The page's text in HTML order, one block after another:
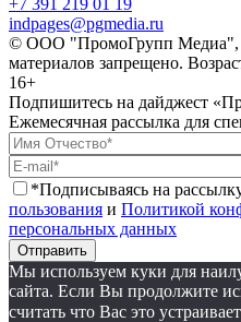
indpages@pgmedia.ru
© ООО "ПромоГрупп Медиа",
материалов запрещено.
16+
Подпишитесь на дайджест
Ежемесячная рассылка для
*Подписываясь на
пользования и Политикой
персональных данных
Отправить
Мы используем куки для
сайта. Если Вы продолжите
считать что Вас это